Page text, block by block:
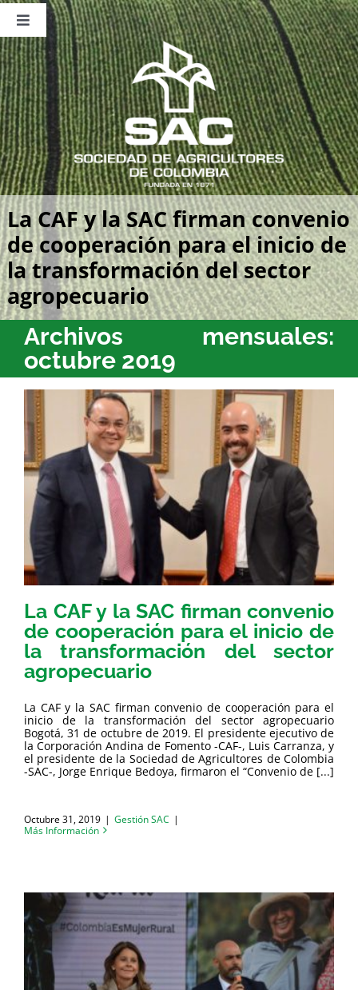
Saltar
contenido
Toggle
Navigation
Nosotros
Publicaciones
Sala de Prensa
Eventos
La CAF y la SAC firman convenio
de cooperación para el inicio de
la transformación del sector
agropecuario
Archivos mensuales:
octubre 2019
La CAF y la SAC firman convenio
de cooperación para el inicio de
la transformación del sector
agropecuario
La CAF y la SAC firman convenio de cooperación para el
inicio de la transformación del sector agropecuario
Bogotá, 31 de octubre de 2019. El presidente ejecutivo de
la Corporación Andina de Fomento -CAF-, Luis Carranza, y
el presidente de la Sociedad de Agricultores de Colombia
-SAC-, Jorge Enrique Bedoya, firmaron el “Convenio de [...]
Octubre 31, 2019 | Gestión SAC |
Más Información